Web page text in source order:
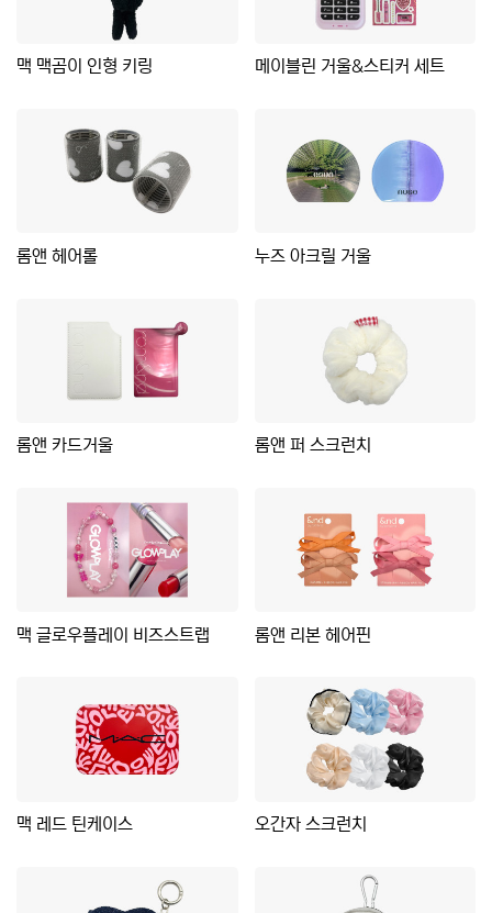
맥 맥곰이 인형 키링 메이블린 거울&스티커 세트
롬앤 헤어롤 누즈 아크릴 거울
롬앤 카드거울 롬앤 퍼 스크런치
맥 글로우플레이 비즈스트랩 롬앤 리본 헤어핀
맥 레드 틴케이스 오간자 스크런치